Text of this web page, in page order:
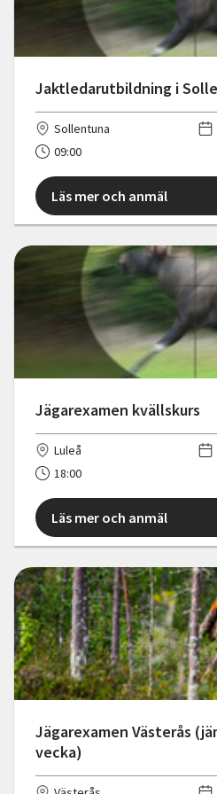
Jaktledarutbildning i
Sollentuna
09:00
Läs mer och anmäl
Jägarexamen kvällskurs
Luleå
18:00
Läs mer och anmäl
Jägarexamen Västerås
vecka)